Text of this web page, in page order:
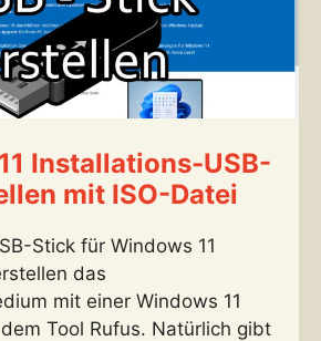
Installations-USB-
mit ISO-Datei
Stick für Windows 11
das
mit einer Windows 11
Tool Rufus. Natürlich gibt